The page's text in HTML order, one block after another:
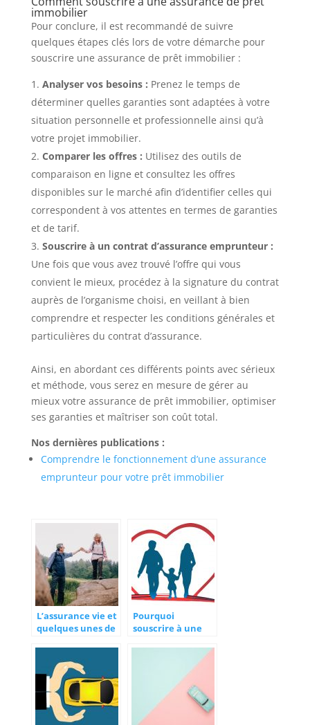
immobilier
Pour conclure, il est recommandé de suivre
quelques étapes clés lors de votre démarche pour
souscrire une assurance de prêt immobilier :
Analyser vos besoins : Prenez le temps de
déterminer quelles garanties sont adaptées à votre
situation personnelle et professionnelle ainsi qu’à
votre projet immobilier.
Comparer les offres : Utilisez des outils de
comparaison en ligne et consultez les offres
disponibles sur le marché afin d’identifier celles qui
correspondent à vos attentes en termes de garanties
et de tarif.
Souscrire à un contrat d’assurance emprunteur :
Une fois que vous avez trouvé l’offre qui vous
convient le mieux, procédez à la signature du contrat
auprès de l’organisme choisi, en veillant à bien
comprendre et respecter les conditions générales et
particulières du contrat d’assurance.
Ainsi, en abordant ces différents points avec sérieux
et méthode, vous serez en mesure de gérer au
mieux votre assurance de prêt immobilier, optimiser
ses garanties et maîtriser son coût total.
Nos dernières publications :
Comprendre le fonctionnement d’une assurance
emprunteur pour votre prêt immobilier
L’assurance vie et
quelques unes de
Pourquoi
souscrire à une